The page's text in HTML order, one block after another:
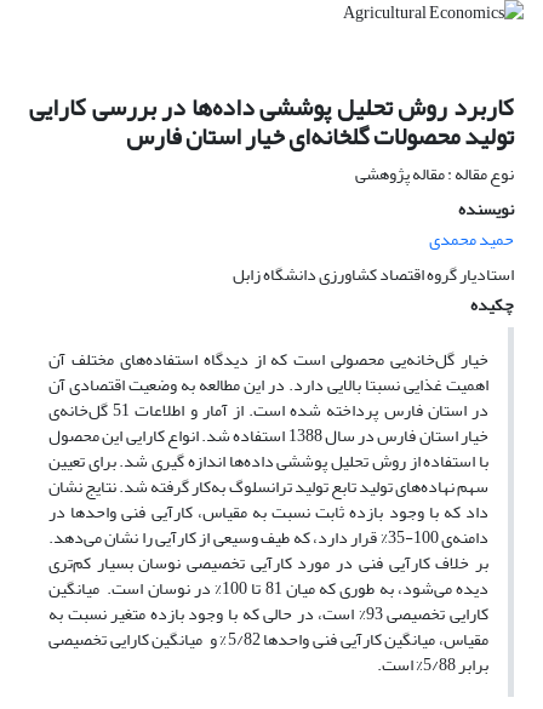
کاربرد روش تحلیل پوششی داده‌ها در بررسی کارایی
تولید محصولات گلخانه‌ای خیار استان فارس
نوع مقاله : مقاله پژوهشی
نویسنده
حمید محمدی
استادیار گروه اقتصاد کشاورزی دانشگاه زابل
چکیده
خیار گل‌خانه‌یی محصولی است که از دیدگاه استفاده‌های مختلف آن
اهمیت غذایی نسبتا بالایی دارد. در این مطالعه به وضعیت اقتصادی آن
در استان فارس پرداخته شده است. از آمار و اطلاعات 51 گل‌خانه‌ی
خیار استان فارس در سال 1388 استفاده شد. انواع کارایی این محصول
با استفاده از روش تحلیل پوششی داده‌ها اندازه گیری شد. برای تعیین
سهم نهاده‌های تولید تابع تولید ترانسلوگ به‌کار گرفته شد. نتایج نشان
داد که با وجود بازده ثابت نسبت به مقیاس، کارآیی فنی واحدها در
دامنه‌ی 100-35% قرار دارد، که طیف وسیعی از کارآیی را نشان می‌دهد.
بر خلاف کارآیی فنی در مورد کارآیی تخصیصی نوسان بسیار کم‌تری
دیده می‌شود، به طوری که میان 81 تا 100% در نوسان است. میانگین
کارایی تخصیصی 93% است، در حالی که با وجود بازده متغیر نسبت به
مقیاس، میانگین کارآیی فنی واحدها 5/82% و میانگین کارایی تخصیصی
برابر 5/88% است.